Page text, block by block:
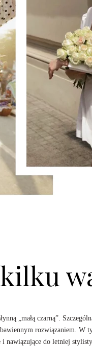
kilku
„małą czarną”.
rozwiązaniem. W
do letniej